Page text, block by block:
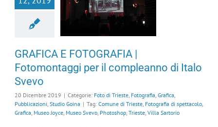
FOTOGRAFIA |
Fotomontaggi per il
compleanno di Italo
GRAFICA E FOTOGRAFIA |
Fotomontaggi per il compleanno di Italo
Svevo
20 Dicembre 2019 | Categorie: Foto di Trieste Fotografia Grafica
Pubblicazioni Studio Goina | Tag: Comune di Trieste Fotografia di spettacolo
Grafica Museo Joyce Museo Svevo Photoshop Trieste Villa Sartorio